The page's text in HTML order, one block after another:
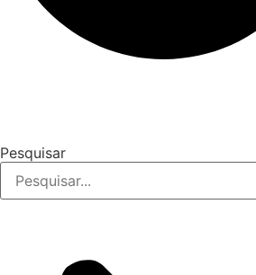
Pesquisar